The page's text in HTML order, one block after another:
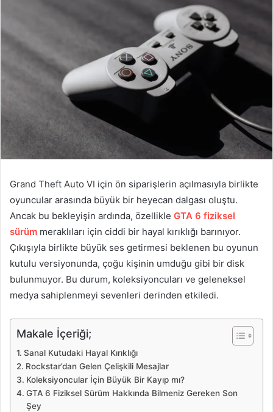
Grand Theft Auto VI için ön siparişlerin açılmasıyla birlikte
oyuncular arasında büyük bir heyecan dalgası oluştu.
Ancak bu bekleyişin ardında, özellikle GTA 6 fiziksel
sürüm meraklıları için ciddi bir hayal kırıklığı barınıyor.
Çıkışıyla birlikte büyük ses getirmesi beklenen bu oyunun
kutulu versiyonunda, çoğu kişinin umduğu gibi bir disk
bulunmuyor. Bu durum, koleksiyoncuları ve geleneksel
medya sahiplenmeyi sevenleri derinden etkiledi.
Makale İçeriği;
Sanal Kutudaki Hayal Kırıklığı
Rockstar’dan Gelen Çelişkili Mesajlar
Koleksiyoncular İçin Büyük Bir Kayıp mı?
GTA 6 Fiziksel Sürüm Hakkında Bilmeniz Gereken Son
Şey